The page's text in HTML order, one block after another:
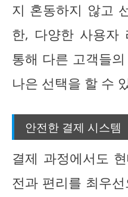
지 혼동하지 않고
한, 다양한 사용자
통해 다른 고객들
나은 선택을 할 수
안전한 결제 시스템
결제 과정에서도
전과 편리를 최우